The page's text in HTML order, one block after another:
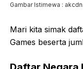
Gambar Istimewa :
Mari kita simak
Games beserta